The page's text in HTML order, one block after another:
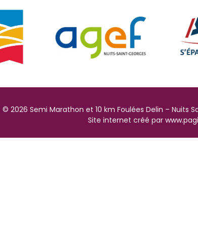
© 2026 Semi Marathon et 10 km Foulées Delin – Nuits
Site internet créé par